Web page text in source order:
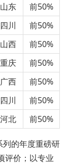
山东
前50%
四川
前50%
山西
前50%
重庆
前50%
广西
前50%
四川
前50%
河北 前50%
列的年度重磅研
评价；以专业